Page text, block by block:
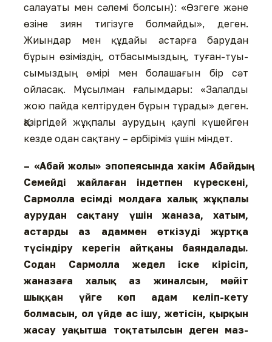
салауаты мен сәле­мі болсын): «Өзгеге және
өзіне зиян тигізуге болмайды», деген.
Жиындар мен құдайы астарға барудан
бұрын өзі­міз­дің, отбасымыздың, туған-туы­
сы­мыздың өмірі мен бола­ша­ғын бір сәт
ойласақ. Мұсылман ғалымдары: «Залалды
жою пайда келтіруден бұрын тұрады» деген.
Қазіргідей жұқпалы аурудың қаупі күшейген
кезде одан сақ­та­ну – әрбіріміз үшін міндет.
– «Абай жолы» эпопеясында хакім Абайдың
Семейді жайлаған індетпен күрескені,
Сар­молла есімді молдаға халық жұқпалы
аурудан сақтану үшін жаназа, хатым,
астарды аз адаммен өткізуді жұртқа
түсін­діру керегін айтқаны баян­далады.
Содан Сармолла же­дел іске кірісіп,
жаназаға ха­лық аз жиналсын, мәйіт
шыққан үйге көп адам келіп-кету
болмасын, ол үйде ас ішу, жетісін, қырқын
жасау уа­қытша тоқтатылсын деген маз­­